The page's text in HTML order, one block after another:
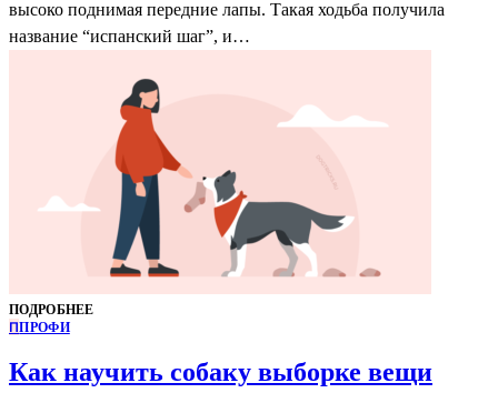
высоко поднимая передние лапы. Такая ходьба получила
название “испанский шаг”, и…
ПОДРОБНЕЕ
ППРОФИ
Как научить собаку выборке вещи